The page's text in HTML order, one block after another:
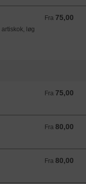
Fra 75,00
Fra 75,00 DKK
løg
Fra 75,00
Fra 75,00 DKK
Fra 80,00
Fra 80,00 DKK
Fra 80,00
Fra 80,00 DKK